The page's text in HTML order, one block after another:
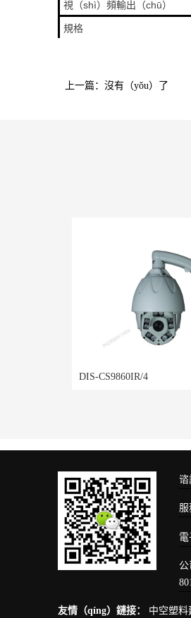
視（shì）頻輸出（chū）
規格
上一篇：沒有（yǒu）了
DIS-CS9860IR/4
谘
服
電
友情（qíng）鏈接： 中空塑料